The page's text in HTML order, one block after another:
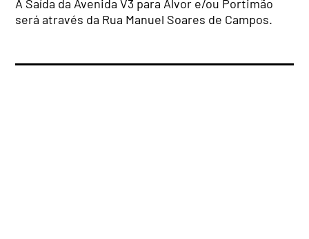
A Saída da Avenida V3 para Alvor e/ou Portimão
será através da Rua Manuel Soares de Campos.